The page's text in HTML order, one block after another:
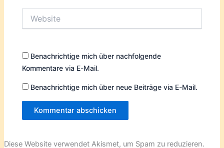
Benachrichtige mich über nachfolgende
Kommentare via E-Mail.
Benachrichtige mich über neue Beiträge via E-Mail.
Diese Website verwendet Akismet, um Spam zu reduzieren.